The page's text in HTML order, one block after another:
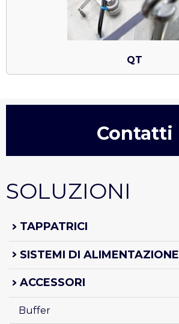
QT
Contatti
SOLUZIONI
TAPPATRICI
SISTEMI DI ALIMENTAZIONE
ACCESSORI
Buffer